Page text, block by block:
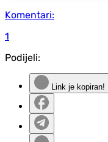
Komentari:
1
Podijeli:
Link je kopiran!